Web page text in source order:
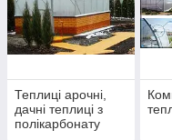
Теплиці арочні,
дачні теплиці з
полікарбонату